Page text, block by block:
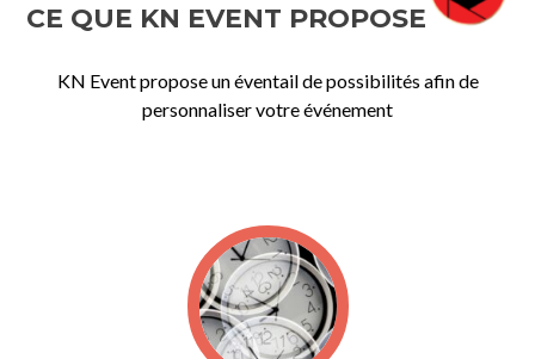
CE QUE KN EVENT PROPOSE
KN Event propose un éventail de possibilités afin de
personnaliser votre événement